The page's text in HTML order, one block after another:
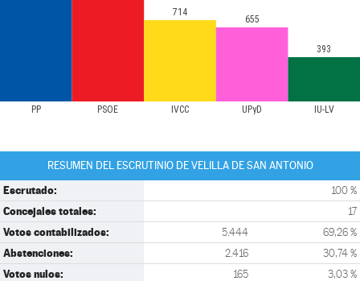
PP PSOE IVCC UPyD IU-LV
714
655
393
RESUMEN DEL ESCRUTINIO DE VELILLA DE SAN ANTONIO
Escrutado: 100 %
Concejales totales: 17
Votos contabilizados: 5.444 69,26 %
Abstenciones: 2.416 30,74 %
Votos nulos: 165 3,03 %